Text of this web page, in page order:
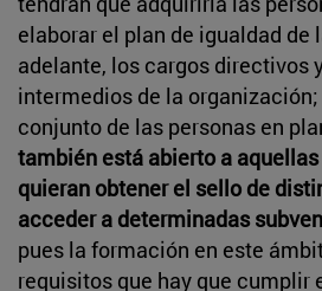
elaborar el plan de igualdad de
adelante, los cargos directivos
intermedios de la
conjunto de las personas en
también está abierto a
quieran obtener el sello de
acceder a determinadas
pues la formación en este
requisitos que hay que cumplir